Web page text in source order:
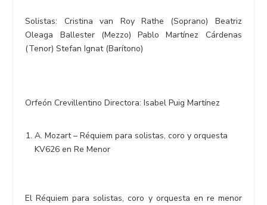
Solistas: Cristina van Roy Rathe (Soprano) Beatriz
Oleaga Ballester (Mezzo) Pablo Martínez Cárdenas
(Tenor) Stefan Ignat (Barítono)
Orfeón Crevillentino Directora: Isabel Puig Martínez
A. Mozart – Réquiem para solistas, coro y orquesta
KV626 en Re Menor
El Réquiem para solistas, coro y orquesta en re menor